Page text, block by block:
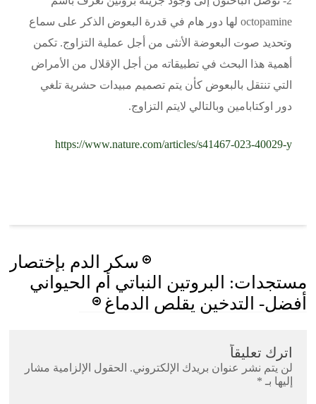
octopamine لها دور هام في قدرة البعوض الذكر على سماع
وتحديد صوت البعوضة الأنثى من أجل عملية التزاوج. تكمن
أهمية هذا البحث في تطبيقاته من أجل الإقلال من الأمراض
التي تنتقل بالبعوض كأن يتم تصميم مبيدات حشرية تلغي
دور اوكتابامين وبالتالي لايتم التزاوج.
https://www.nature.com/articles/s41467-023-40029-y
navigation
سكر الدم بإختصار
مستجدات: البروتين النباتي أم الحيواني
أفضل- التدخين يقلص الدماغ
اترك تعليقاً
لن يتم نشر عنوان بريدك الإلكتروني. الحقول الإلزامية مشار
إليها بـ *